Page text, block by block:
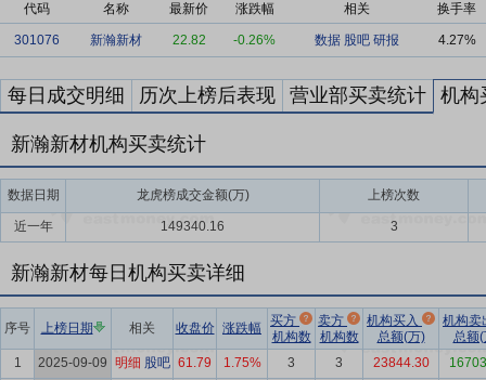
代码 名称 最新价 涨跌幅 相关 换手率
301076 新瀚新材 22.82 -0.26% 数据 股吧 研报 4.27%
每日成交明细 历次上榜后表现 营业部买卖统计 机构
新瀚新材机构买卖统计
数据日期 龙虎榜成交金额(万) 上榜次数
近一年 149340.16 3
新瀚新材每日机构买卖详细
序号 上榜日期 相关 收盘价 涨跌幅
买方
机构数
卖方
机构数
机构买入
总额(万)
机构
总额(
1
2025-09-09 明细 股吧 61.79 1.75% 3 3 23844.30